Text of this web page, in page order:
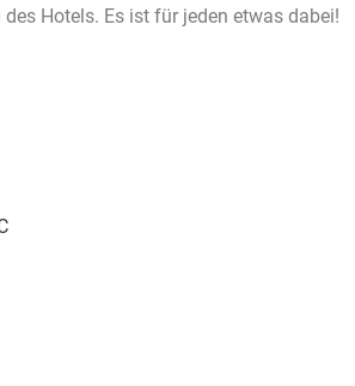
Hotels. Es ist für jeden etwas dabei!